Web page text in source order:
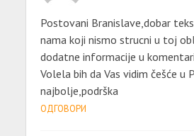
Postovani Branislave,dobar
nama koji nismo strucni u toj
dodatne informacije u
Volela bih da Vas vidim češće u
najbolje,podrška
ОДГОВОРИ